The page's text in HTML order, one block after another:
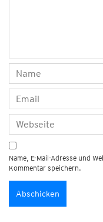
Name, E-Mail-Adresse und
Kommentar speichern.